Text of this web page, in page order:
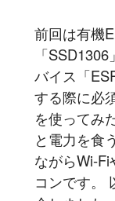
前回は有機
「
バイス「
する際に必
を使ってみ
と電力を食
ながらWi-Fi
コンです。